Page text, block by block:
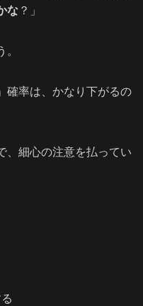
な ？」
確率は、かなり下がるの
、細心の注意を払ってい